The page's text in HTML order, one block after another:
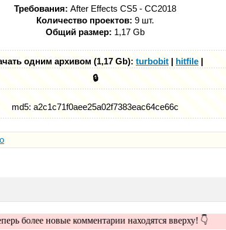
Требования: After Effects CS5 - СС2018
Количество проектов: 9 шт.
Общий размер: 1,17 Gb
одним архивом (1,17 Gb): turbobit | hitfile |
🔒
md5: a2c1c71f0aee25a02f7383eac64ce66c
более новые комментарии находятся вверху! 👇